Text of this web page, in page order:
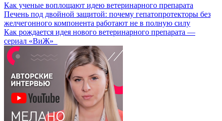
Как ученые воплощают идею ветеринарного препарата
Печень под двойной защитой: почему гепатопротекторы без
желчегонного компонента работают не в полную силу
Как рождается идея нового ветеринарного препарата —
сериал «ВиЖ»